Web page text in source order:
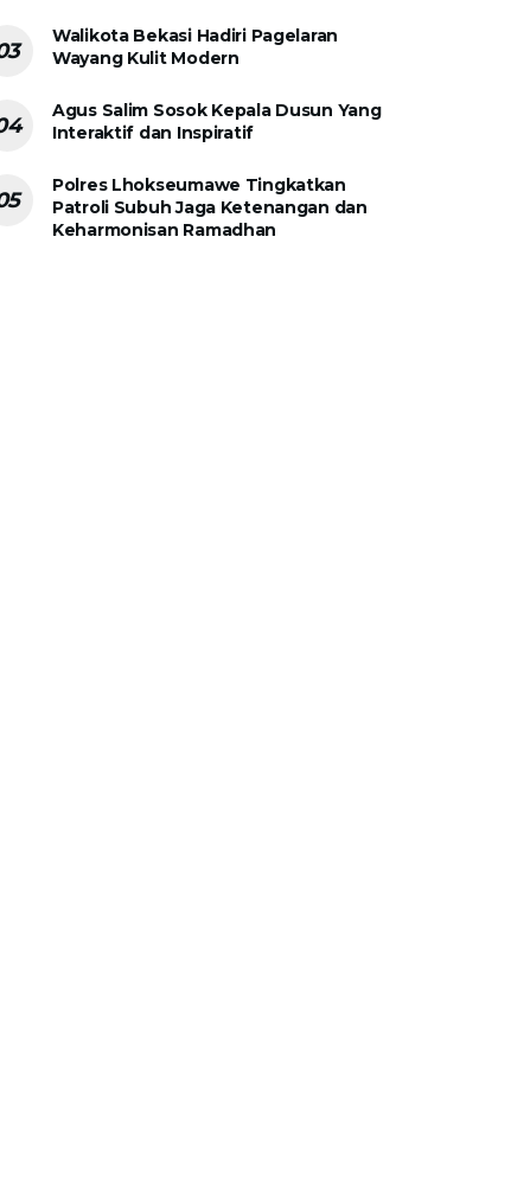
Walikota Bekasi Hadiri Pagelaran
Wayang Kulit Modern
Agus Salim Sosok Kepala Dusun Yang
Interaktif dan Inspiratif
Polres Lhokseumawe Tingkatkan
Patroli Subuh Jaga Ketenangan dan
Keharmonisan Ramadhan